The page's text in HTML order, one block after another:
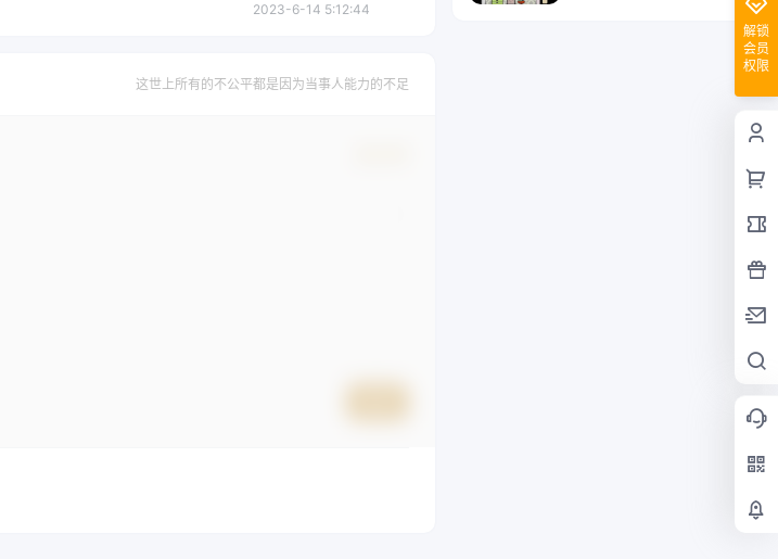
2023-6-14 5:12:44
这世上所有的不公平都是因为当事人能力的不足
解锁
会员
权限